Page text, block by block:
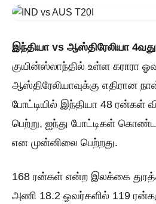
இந்தியா vs ஆஸ்திரேலியா 4வது
குயின்ஸ்லாந்தில் உள்ள கராரா
ஆஸ்திரேலியாவுக்கு எதிரான
போட்டியில் இந்தியா 48 ரன்கள்
பெற்று, ஐந்து போட்டிகள் கொண்ட
என முன்னிலை பெற்றது.
168 ரன்கள் என்ற இலக்கை
அணி 18.2 ஓவர்களில் 119